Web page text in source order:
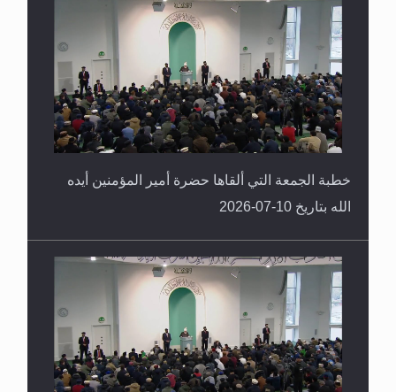
خطبة الجمعة التي ألقاها حضرة أمير المؤمنين أيده
الله بتاريخ 10-07-2026